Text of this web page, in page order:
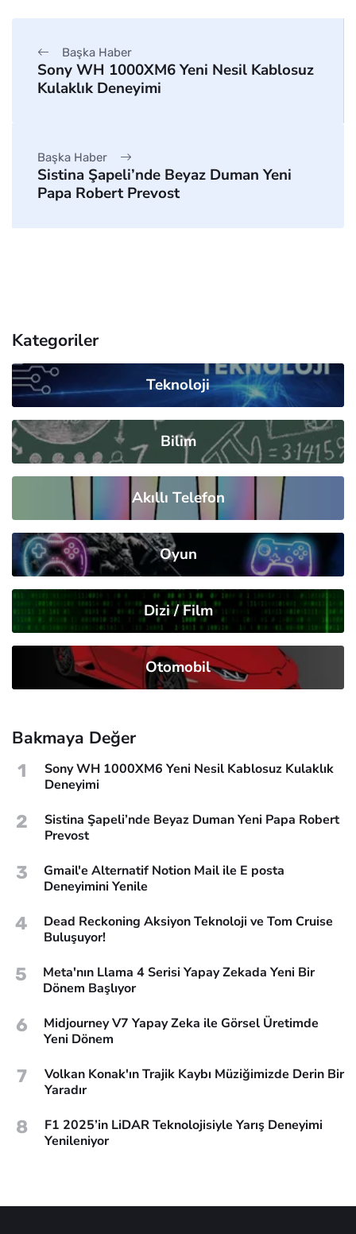
Başka Haber
Sony WH 1000XM6 Yeni Nesil Kablosuz
Kulaklık Deneyimi
Başka Haber
Sistina Şapeli’nde Beyaz Duman Yeni
Papa Robert Prevost
Kategoriler
Teknoloji
Bilim
Akıllı Telefon
Oyun
Dizi / Film
Otomobil
Bakmaya Değer
1
Sony WH 1000XM6 Yeni Nesil Kablosuz Kulaklık
Deneyimi
2
Sistina Şapeli’nde Beyaz Duman Yeni Papa Robert
Prevost
3
Gmail'e Alternatif Notion Mail ile E posta
Deneyimini Yenile
4
Dead Reckoning Aksiyon Teknoloji ve Tom Cruise
Buluşuyor!
5
Meta'nın Llama 4 Serisi Yapay Zekada Yeni Bir
Dönem Başlıyor
6
Midjourney V7 Yapay Zeka ile Görsel Üretimde
Yeni Dönem
7
Volkan Konak'ın Trajik Kaybı Müziğimizde Derin Bir
Yaradır
8
F1 2025’in LiDAR Teknolojisiyle Yarış Deneyimi
Yenileniyor